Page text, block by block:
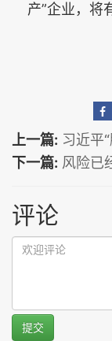
产”企业，将
上一篇: 习近平
下一篇: 风险已
评论
提交